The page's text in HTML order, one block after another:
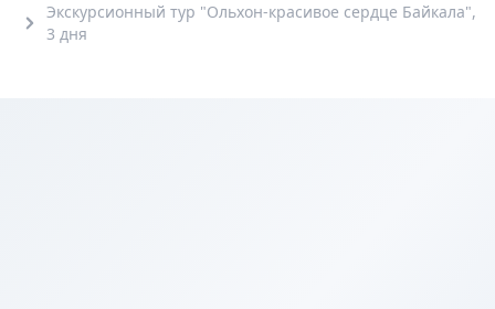
Экскурсионный тур "Ольхон-красивое сердце Байкала",
3 дня